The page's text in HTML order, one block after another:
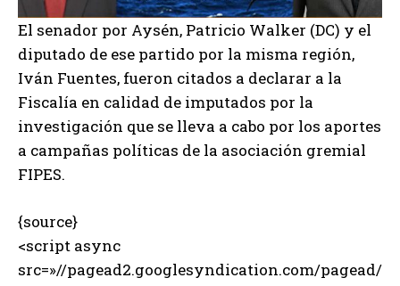
El senador por Aysén, Patricio Walker (DC) y el
diputado de ese partido por la misma región,
Iván Fuentes, fueron citados a declarar a la
Fiscalía en calidad de imputados por la
investigación que se lleva a cabo por los aportes
a campañas políticas de la asociación gremial
FIPES.
{source}
<script async
src=»//pagead2.googlesyndication.com/pagead/